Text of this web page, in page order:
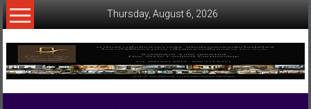
Skip
to
Thursday, August 6, 2026
www.ujunctionnews.com
เว็บ
ข่าว